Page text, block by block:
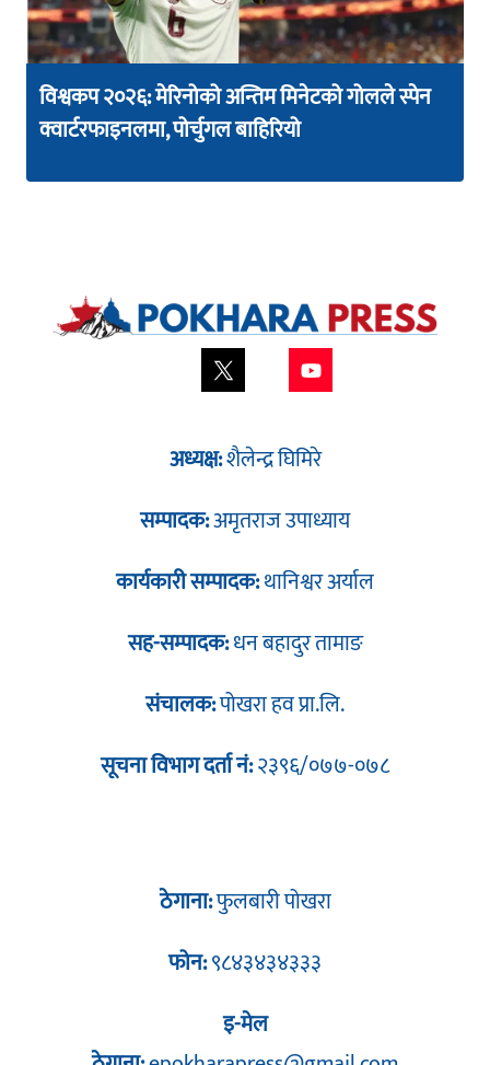
विश्वकप २०२६: मेरिनोको अन्तिम मिनेटको गोलले स्पेन
क्वार्टरफाइनलमा, पोर्चुगल बाहिरियो
अध्यक्ष:शैलेन्द्र घिमिरे
सम्पादक:अमृतराज उपाध्याय
कार्यकारी सम्पादक:थानिश्वर अर्याल
सह-सम्पादक:धन बहादुर तामाङ
संचालक:पोखरा हव प्रा.लि.
सूचना विभाग दर्ता नं:२३९६/०७७-०७८
ठेगाना:फुलबारी पोखरा
फोन:९८४३४३४३३३
इ-मेल